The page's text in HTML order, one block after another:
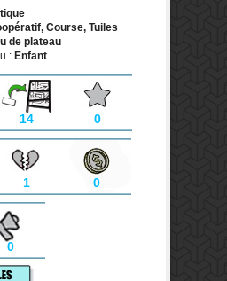
Course, Tuiles
de plateau
: Enfant
14 0
1 0
0